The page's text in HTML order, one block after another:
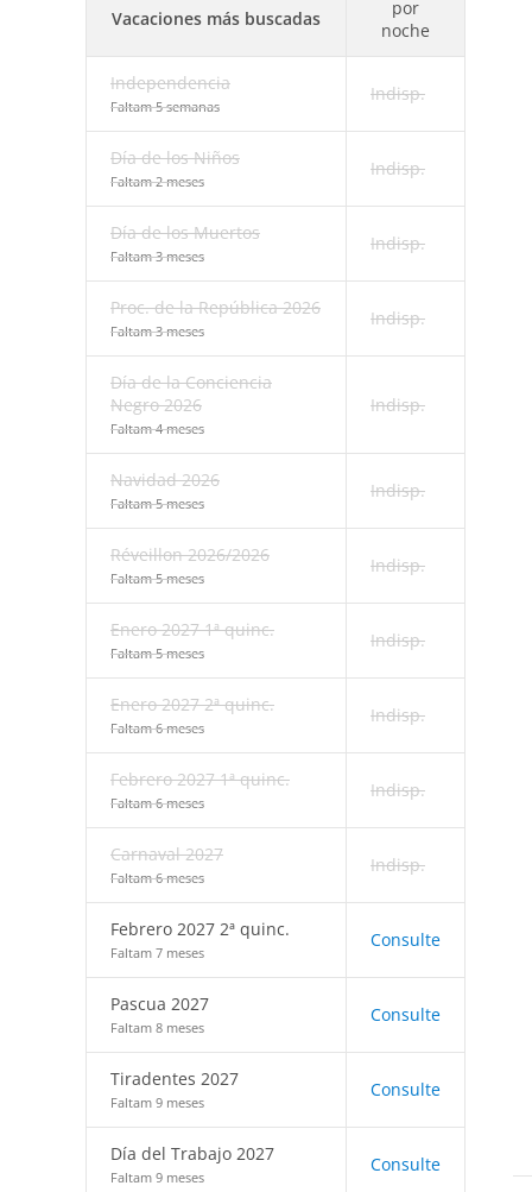
Vacaciones más buscadas
por
noche
Independencia
Faltam 5 semanas
Indisp.
Día de los Niños
Faltam 2 meses
Indisp.
Día de los Muertos
Faltam 3 meses
Indisp.
Proc. de la República 2026
Faltam 3 meses
Indisp.
Día de la Conciencia
Negro 2026
Faltam 4 meses
Indisp.
Navidad 2026
Faltam 5 meses
Indisp.
Réveillon 2026/2026
Faltam 5 meses
Indisp.
Enero 2027 1ª quinc.
Faltam 5 meses
Indisp.
Enero 2027 2ª quinc.
Faltam 6 meses
Indisp.
Febrero 2027 1ª quinc.
Faltam 6 meses
Indisp.
Carnaval 2027
Faltam 6 meses
Indisp.
Febrero 2027 2ª quinc.
Faltam 7 meses
Consulte
Pascua 2027
Faltam 8 meses
Consulte
Tiradentes 2027
Faltam 9 meses
Consulte
Día del Trabajo 2027
Faltam 9 meses
Consulte